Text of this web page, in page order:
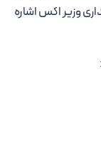
وزیر اکس اشاره